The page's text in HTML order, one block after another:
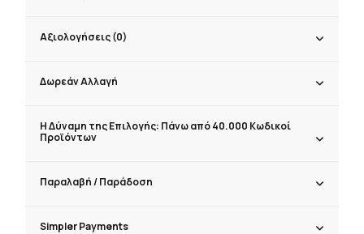
Αξιολογήσεις (0)
Δωρεάν Αλλαγή
Η Δύναμη της Επιλογής: Πάνω από 40.000 Κωδικοί
Προϊόντων
Παραλαβή / Παράδoση
Simpler Payments